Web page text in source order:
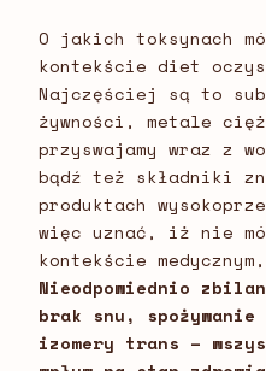
O jakich toksynach
kontekście diet
Najczęściej są to
żywności, metale
przyswajamy wraz z
bądź też składniki
produktach
więc uznać, iż nie
kontekście
Nieodpowiednio
brak snu, spożywanie
izomery trans –